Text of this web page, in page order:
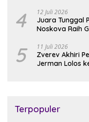
4 12 Juli 2026
Juara Tunggal
Noskova Raih
5 11 Juli 2026
Zverev Akhiri
Jerman Lolos
Terpopuler